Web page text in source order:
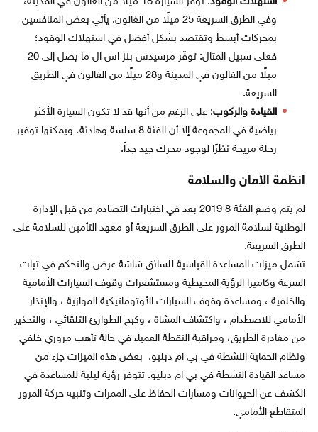
وفي الطرق السريعة 25 ميلًا من الغالون. يأتي بعض المنافسين
بمحركات أبسط وتقتصد بشكل أفضل في استهلاك الوقود؛
فعلى سبيل المثال: توفّر مرسيدس بنز اس ال ما يصل إلى 20
ميلًا من الغالون في المدينة و28 ميلًا من الغالون في الطريق
السريعة.
القيادة والركوب: على الرغم من أنها قد لا تكون السيارة الأكثر
رياضية في المجموعة إلا أن الفئة 8 سلسة وهادئة، ويمكنها توفير
رحلة مريحة نظرًا لوجود محرك جيد جداً.
انظمة الأمان والسلامة
لم يتم وضع الفئة 8 2019 بعد في اختبارات التصادم من قبل الإدارة
الوطنية لسلامة المرور على الطرق السريعة أو معهد التأمين للسلامة على
الطرق السريعة.
تشمل ميزات المساعدة القياسية للسائق شاشة عرض والتحكم في ثبات
السرعة وكاميرا الرؤية المحيطية ومستشعرات وقوف السيارات الأمامية
والخلفية ، ومساعدة وقوف السيارات الأوتوماتيكية الموازية ، والإنذار
الأمامي للاصطدام ، واكتشاف المشاة ، وكبح الطوارئ التلقائي ، والتحذير
من مغادرة الطريق، ومراقبة النقطة العمياء في حالة تأهب مروري خلفي
ونظام الحماية النشطة في بي ام دبليو. بعض هذه الميزات جزء من
مساعد القيادة النشطة في بي ام دبليو. تتوفر رؤية ليلية للمساعدة في
الكشف عن الحيوانات ومسارات الحفاظ على الممرات وتنبيه حركة المرور
المتقاطع الأمامي.